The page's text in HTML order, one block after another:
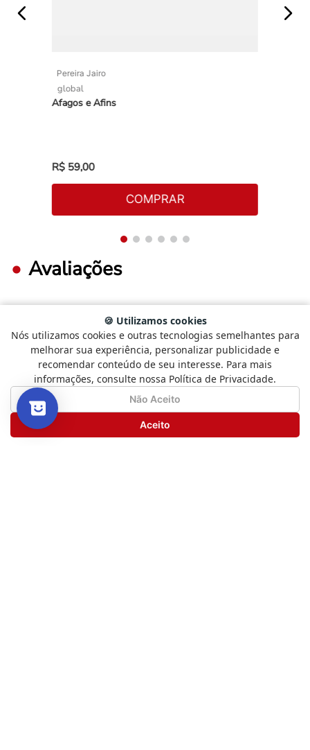
Pereira Jairo
global
Afagos e Afins
R$ 59,00
COMPRAR
Avaliações
FAÇA LOGIN PARA ESCREVER UMA AVALIAÇÃO.
Mais recentes Todos
Carregando avaliações…
🍪 Utilizamos cookies
Nós utilizamos cookies e outras tecnologias semelhantes para
melhorar sua experiência, personalizar publicidade e
recomendar conteúdo de seu interesse. Para mais
informações, consulte nossa Política de Privacidade.
Não Aceito
Aceito
Como está sendo sua experiência?
Selecione
uma
opção
a
5
Não Satisfeito
Seguinte